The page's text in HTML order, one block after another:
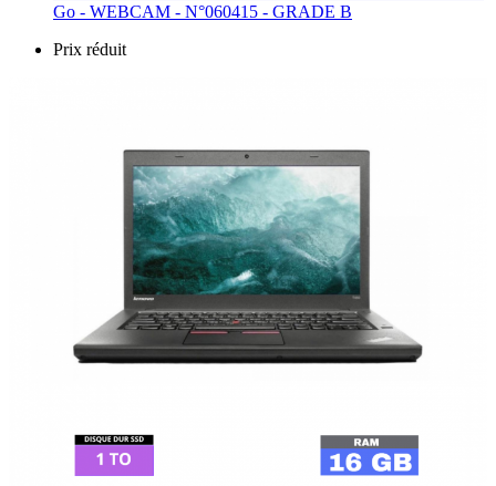
Go - WEBCAM - N°060415 - GRADE B
Prix réduit